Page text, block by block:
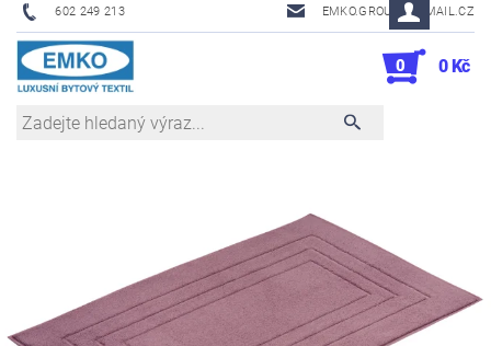
602 249 213 EMKO.GROUSL@EMAIL.CZ
0 0 Kč